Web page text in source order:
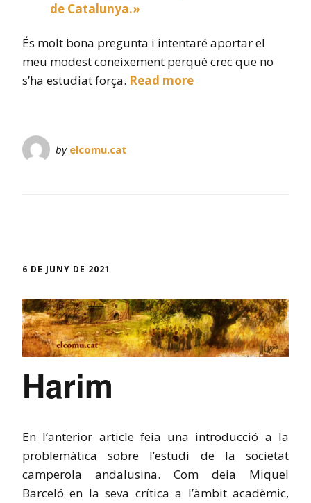
de Catalunya.»
És molt bona pregunta i intentaré aportar el
meu modest coneixement perquè crec que no
s’ha estudiat força. Read more
by elcomu.cat
6 DE JUNY DE 2021
Harim
En l’anterior article feia una introducció a la
problemàtica sobre l’estudi de la societat
camperola andalusina. Com deia Miquel
Barceló en la seva crítica a l’àmbit acadèmic,